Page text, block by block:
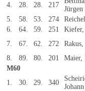
4. 28. 28. 217
Jürgen
5.
58. 53. 274
6.
64. 59. 251
7.
67. 62. 272
8.
89. 80. 201 Maier,
M60
1.
30. 29. 340
Johann